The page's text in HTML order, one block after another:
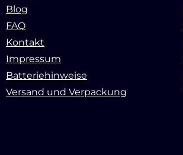
Blog
FAQ
Kontakt
Impressum
Batteriehinweise
Versand und Verpackung